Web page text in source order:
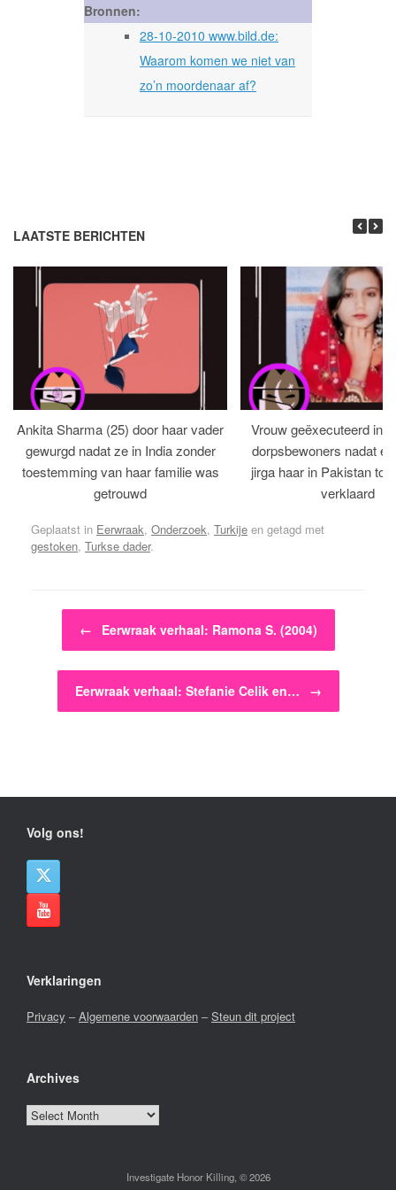
Bronnen:
28-10-2010 www.bild.de:
Waarom komen we niet van
zo’n moordenaar af?
LAATSTE BERICHTEN
Ankita Sharma (25) door haar vader
gewurgd nadat ze in India zonder
toestemming van haar familie was
getrouwd
Vrouw geëxecuteerd in
dorpsbewoners nadat
jirga haar in Pakistan tot
verklaard
Geplaatst in Eerwraak, Onderzoek, Turkije en getagd met
gestoken, Turkse dader.
Bericht navigatie
← Eerwraak verhaal: Ramona S. (2004)
Eerwraak verhaal: Stefanie Celik en… →
Volg ons!
Verklaringen
Privacy –Algemene voorwaarden –Steun dit project
Archives
Archives
Investigate Honor Killing, © 2026